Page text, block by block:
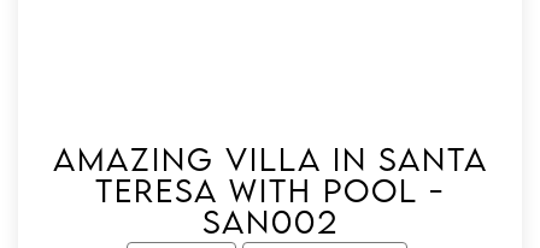
Amazing villa in Santa
Teresa with Pool -
San002